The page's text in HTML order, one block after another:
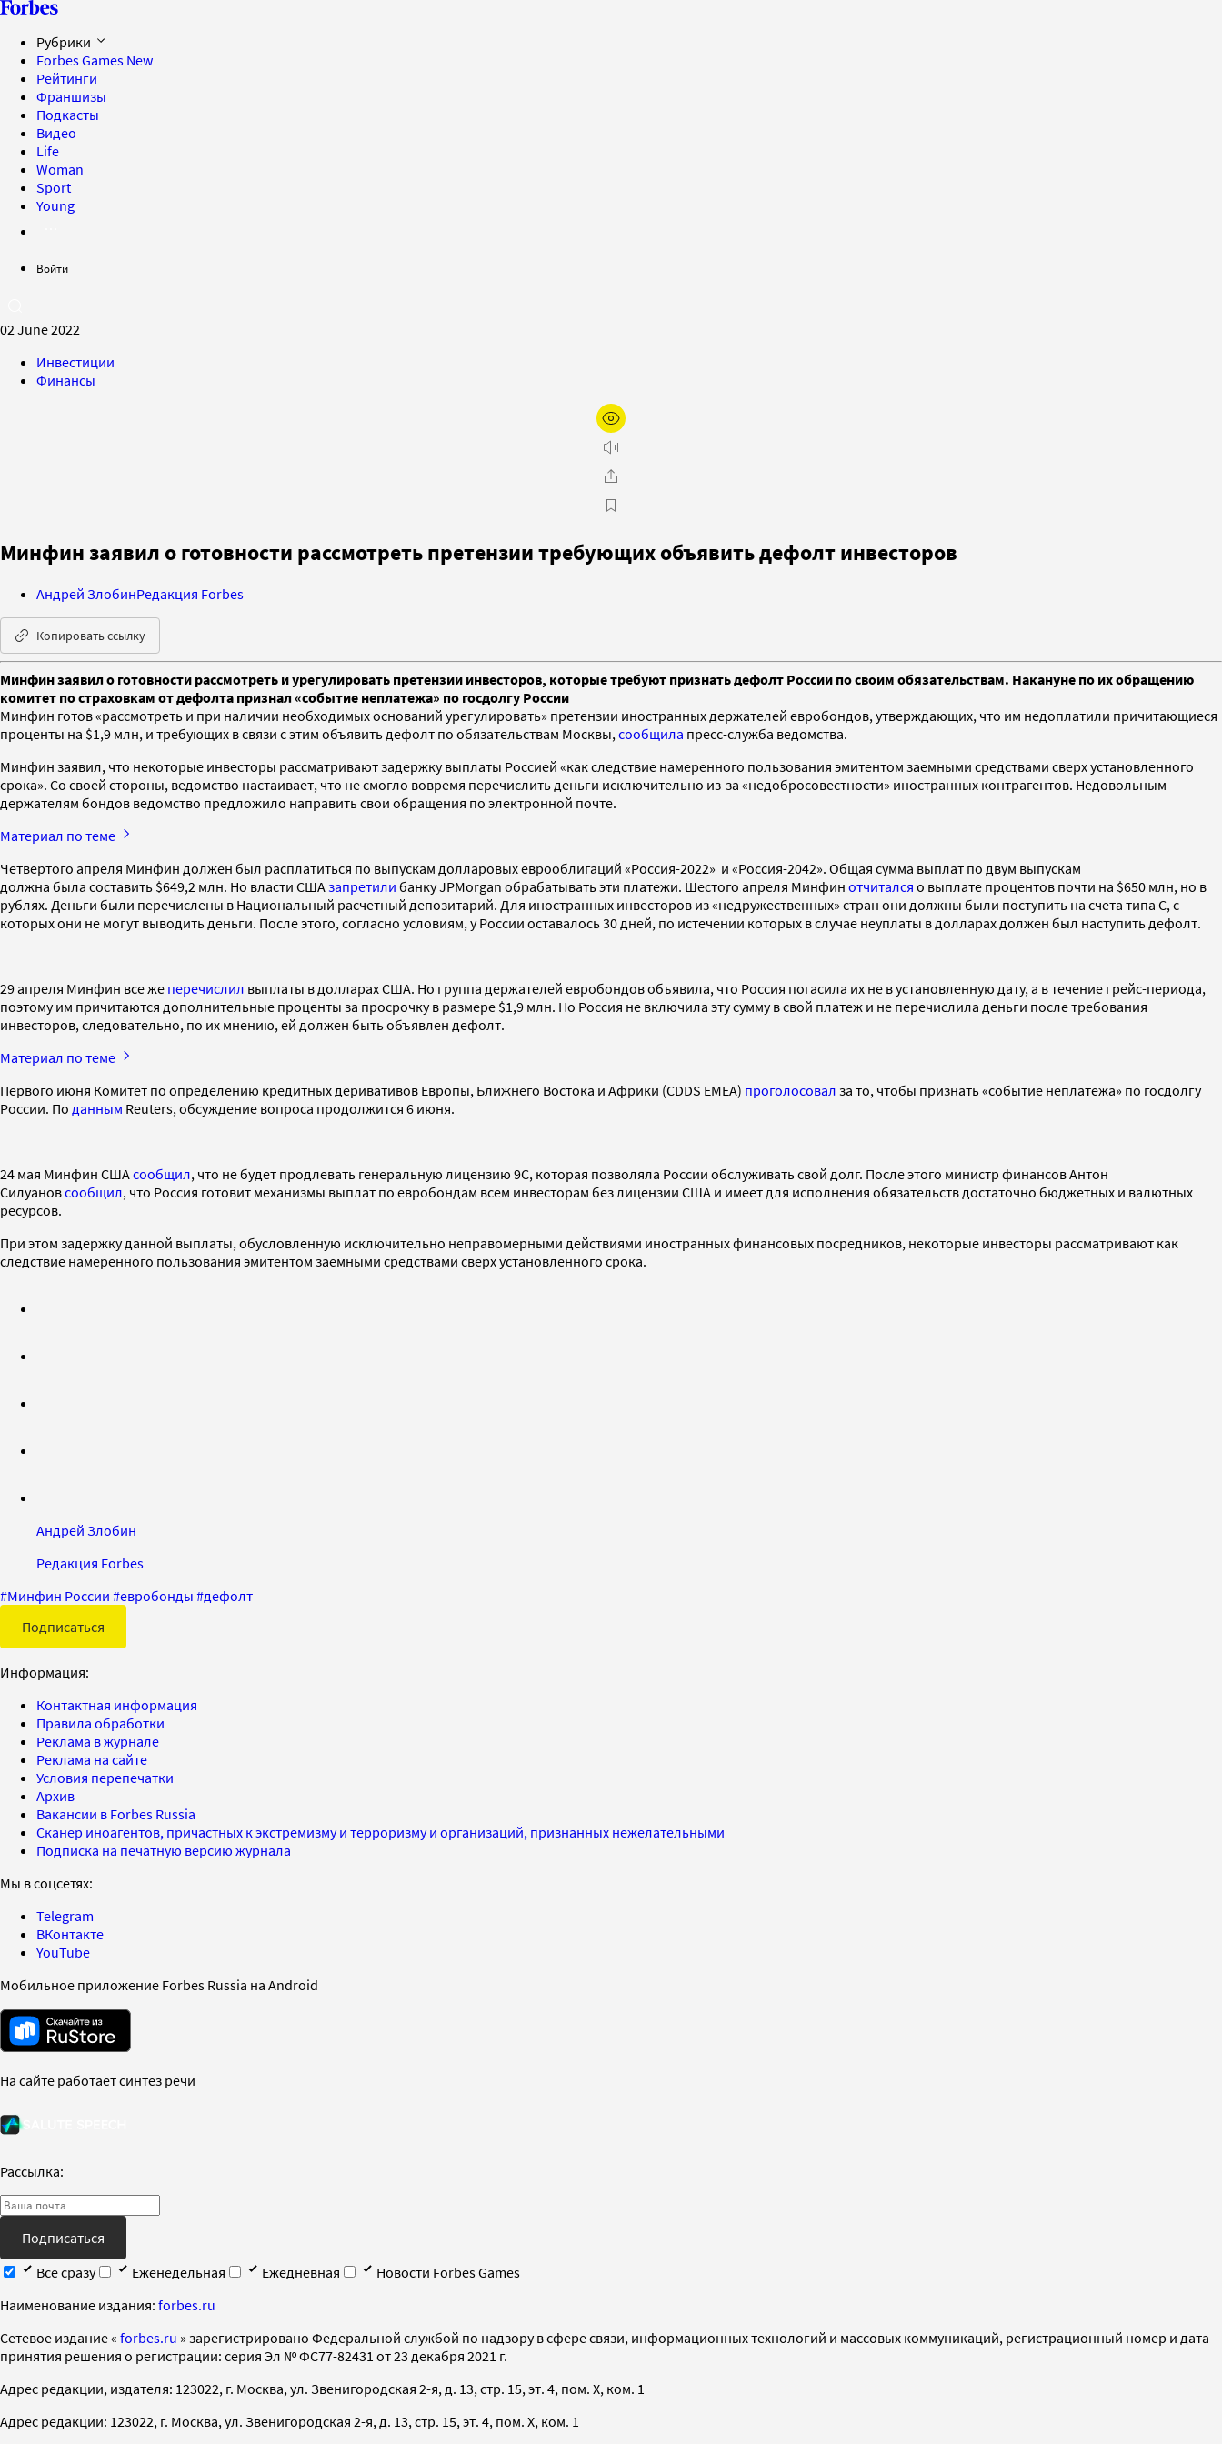
Рубрики
Forbes Games New
Рейтинги
Франшизы
Подкасты
Видео
Life
Woman
Sport
Young
Войти
02 June 2022
Инвестиции
Финансы
Минфин заявил о готовности рассмотреть претензии требующих объявить дефолт инвесторов
Андрей ЗлобинРедакция Forbes
Копировать ссылку
Минфин заявил о готовности рассмотреть и урегулировать претензии инвесторов, которые требуют признать дефолт России по своим обязательствам. Накануне по их обращению
комитет по страховкам от дефолта признал «событие неплатежа» по госдолгу России
Минфин готов «рассмотреть и при наличии необходимых оснований урегулировать» претензии иностранных держателей евробондов, утверждающих, что им недоплатили причитающиеся
проценты на $1,9 млн, и требующих в связи с этим объявить дефолт по обязательствам Москвы, сообщила пресс-служба ведомства.
Минфин заявил, что некоторые инвесторы рассматривают задержку выплаты Россией «как следствие намеренного пользования эмитентом заемными средствами сверх установленного
срока». Со своей стороны, ведомство настаивает, что не смогло вовремя перечислить деньги исключительно из-за «недобросовестности» иностранных контрагентов. Недовольным
держателям бондов ведомство предложило направить свои обращения по электронной почте.
Материал по теме
Четвертого апреля Минфин должен был расплатиться по выпускам долларовых еврооблигаций «Россия-2022» и «Россия-2042». Общая сумма выплат по двум выпускам
должна была составить $649,2 млн. Но власти СШАзапретили банку JPMorgan обрабатывать эти платежи. Шестого апреля Минфин отчитался о выплате процентов почти на $650 млн, но в
рублях. Деньги были перечислены в Национальный расчетный депозитарий. Для иностранных инвесторов из «недружественных» стран они должны были поступить на счета типа С, с
которых они не могут выводить деньги. После этого, согласно условиям, у России оставалось 30 дней, по истечении которых в случае неуплаты в долларах должен был наступить дефолт.
29 апреля Минфин все же перечислил выплаты в долларах США. Но группа держателей евробондов объявила, что Россия погасила их не в установленную дату, а в течение грейс-периода,
поэтому им причитаются дополнительные проценты за просрочку в размере $1,9 млн. Но Россия не включила эту сумму в свой платеж и не перечислила деньги после требования
инвесторов, следовательно, по их мнению, ей должен быть объявлен дефолт.
Материал по теме
Первого июня Комитет по определению кредитных деривативов Европы, Ближнего Востока и Африки (CDDS EMEA) проголосовал за то, чтобы признать «событие неплатежа» по госдолгу
России. По данным Reuters, обсуждение вопроса продолжится 6 июня.
24 мая Минфин СШАсообщил, что не будет продлевать генеральную лицензию 9C, которая позволяла России обслуживать свой долг. После этого министр финансов Антон
Силуановсообщил, что Россия готовит механизмы выплат по евробондам всем инвесторам без лицензии США и имеет для исполнения обязательств достаточно бюджетных и валютных
ресурсов.
При этом задержку данной выплаты, обусловленную исключительно неправомерными действиями иностранных финансовых посредников, некоторые инвесторы рассматривают как
следствие намеренного пользования эмитентом заемными средствами сверх установленного срока.
Андрей Злобин
Редакция Forbes
#Минфин России #евробонды #дефолт
Подписаться
Информация:
Контактная информация
Правила обработки
Реклама в журнале
Реклама на сайте
Условия перепечатки
Архив
Вакансии в Forbes Russia
Сканер иноагентов, причастных к экстремизму и терроризму и организаций, признанных нежелательными
Подписка на печатную версию журнала
Мы в соцсетях:
Telegram
ВКонтакте
YouTube
Мобильное приложение Forbes Russia на Android
На сайте работает синтез речи
Рассылка:
Подписаться
Все сразу
Еженедельная Ежедневная
Новости Forbes Games
Наименование издания: forbes.ru
Cетевое издание « forbes.ru » зарегистрировано Федеральной службой по надзору в сфере связи, информационных технологий и массовых коммуникаций, регистрационный номер и дата
принятия решения о регистрации: серия Эл № ФС77-82431 от 23 декабря 2021 г.
Адрес редакции, издателя: 123022, г. Москва, ул. Звенигородская 2-я, д. 13, стр. 15, эт. 4, пом. X, ком. 1
Адрес редакции: 123022, г. Москва, ул. Звенигородская 2-я, д. 13, стр. 15, эт. 4, пом. X, ком. 1